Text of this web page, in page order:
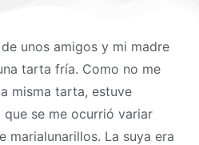
unos amigos y mi madre
tarta fría. Como no me
misma tarta, estuve
se me ocurrió variar
marialunarillos. La suya era